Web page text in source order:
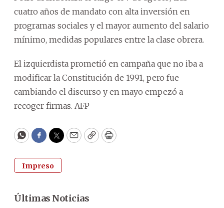
cuatro años de mandato con alta inversión en
programas sociales y el mayor aumento del salario
mínimo, medidas populares entre la clase obrera.
El izquierdista prometió en campaña que no iba a
modificar la Constitución de 1991, pero fue
cambiando el discurso y en mayo empezó a
recoger firmas. AFP
WhatsApp
Facebook
Twitter
EmailCopyPrint
Impreso
Últimas Noticias